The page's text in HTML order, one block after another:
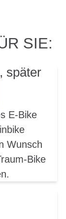
SIE:
später
E-Bike
Wunsch
Bike